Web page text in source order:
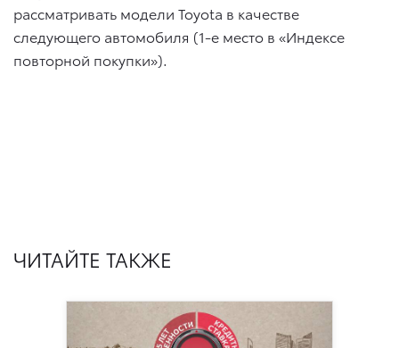
рассматривать модели Toyota в качестве
следующего автомобиля (1-е место в «Индексе
повторной покупки»).
ЧИТАЙТЕ ТАКЖЕ